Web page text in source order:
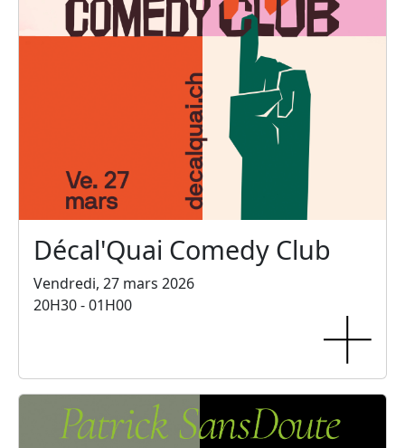
Décal'Quai Comedy Club
Vendredi, 27 mars 2026
20H30 - 01H00